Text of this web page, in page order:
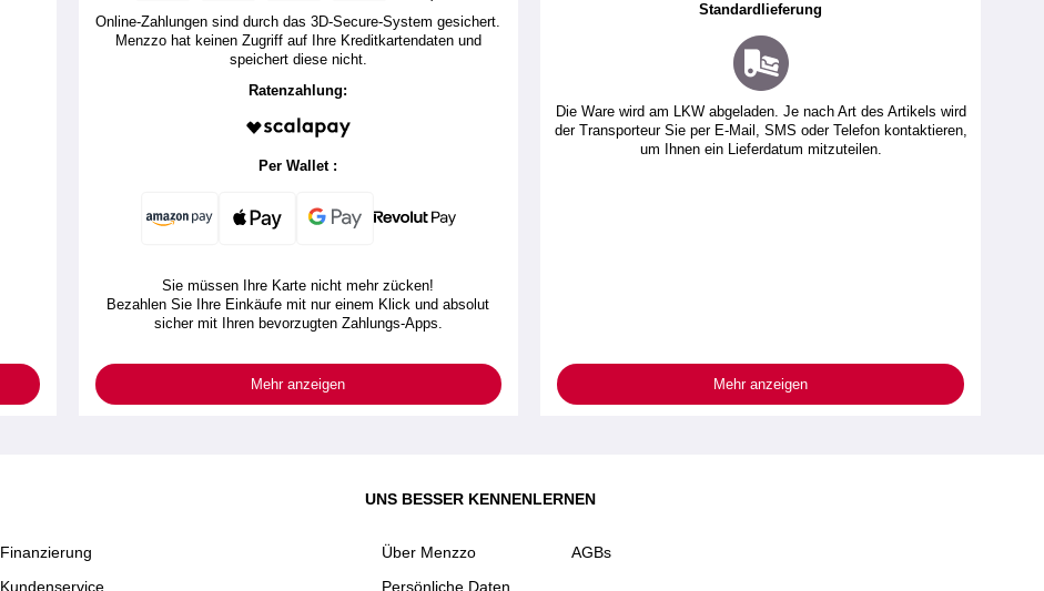
Online-Zahlungen sind durch das 3D-Secure-System gesichert.
Menzzo hat keinen Zugriff auf Ihre Kreditkartendaten und
speichert diese nicht.
Ratenzahlung:
Per Wallet :
Sie müssen Ihre Karte nicht mehr zücken!
Bezahlen Sie Ihre Einkäufe mit nur einem Klick und absolut
sicher mit Ihren bevorzugten Zahlungs-Apps.
Mehr anzeigen
Standardlieferung
Die Ware wird am LKW abgeladen. Je nach Art des Artikels wird
der Transporteur Sie per E-Mail, SMS oder Telefon kontaktieren,
um Ihnen ein Lieferdatum mitzuteilen.
Mehr anzeigen
Finanzierung
Kundenservice
UNS BESSER KENNENLERNEN
Über Menzzo
Persönliche Daten
AGBs